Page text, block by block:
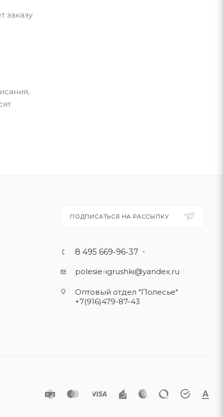
заказу
ПОДПИСАТЬСЯ НА РАССЫЛКУ
8 495 669-96-37
polesie-igrushki@yandex.ru
Оптовый отдел "Полесье"
+7(916)479-87-43